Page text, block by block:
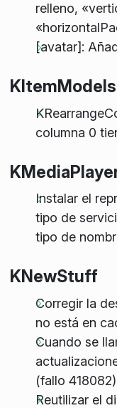
relleno,
[avatar]:
KItemModels
columna 0
Instalar el
tipo de
tipo de
KNewStuff
Corregir la
no está en
Cuando se
(fallo
Reutilizar el